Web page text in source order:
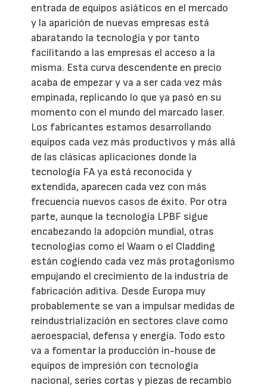
entrada de equipos asiáticos en el mercado
y la aparición de nuevas empresas está
abaratando la tecnología y por tanto
facilitando a las empresas el acceso a la
misma. Esta curva descendente en precio
acaba de empezar y va a ser cada vez más
empinada, replicando lo que ya pasó en su
momento con el mundo del marcado laser.
Los fabricantes estamos desarrollando
equipos cada vez más productivos y más allá
de las clásicas aplicaciones donde la
tecnología FA ya está reconocida y
extendida, aparecen cada vez con más
frecuencia nuevos casos de éxito. Por otra
parte, aunque la tecnología LPBF sigue
encabezando la adopción mundial, otras
tecnologías como el Waam o el Cladding
están cogiendo cada vez más protagonismo
empujando el crecimiento de la industria de
fabricación aditiva. Desde Europa muy
probablemente se van a impulsar medidas de
reindustrialización en sectores clave como
aeroespacial, defensa y energía. Todo esto
va a fomentar la producción in-house de
equipos de impresión con tecnología
nacional, series cortas y piezas de recambio